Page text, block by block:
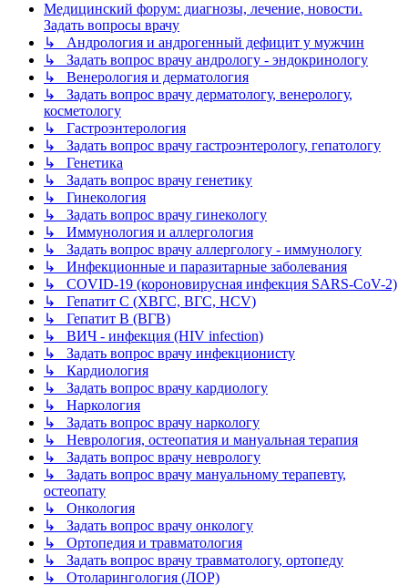
Медицинский форум: диагнозы, лечение, новости.
Задать вопросы врачу
↳ Андрология и андрогенный дефицит у мужчин
↳ Задать вопрос врачу андрологу - эндокринологу
↳ Венерология и дерматология
↳ Задать вопрос врачу дерматологу, венерологу,
косметологу
↳ Гастроэнтерология
↳ Задать вопрос врачу гастроэнтерологу, гепатологу
↳ Генетика
↳ Задать вопрос врачу генетику
↳ Гинекология
↳ Задать вопрос врачу гинекологу
↳ Иммунология и аллергология
↳ Задать вопрос врачу аллергологу - иммунологу
↳ Инфекционные и паразитарные заболевания
↳ COVID-19 (короновирусная инфекция SARS-CoV-2)
↳ Гепатит C (ХВГС, ВГС, HCV)
↳ Гепатит B (ВГВ)
↳ ВИЧ - инфекция (HIV infection)
↳ Задать вопрос врачу инфекционисту
↳ Кардиология
↳ Задать вопрос врачу кардиологу
↳ Наркология
↳ Задать вопрос врачу наркологу
↳ Неврология, остеопатия и мануальная терапия
↳ Задать вопрос врачу неврологу
↳ Задать вопрос врачу мануальному терапевту,
остеопату
↳ Онкология
↳ Задать вопрос врачу онкологу
↳ Ортопедия и травматология
↳ Задать вопрос врачу травматологу, ортопеду
↳ Отоларингология (ЛОР)